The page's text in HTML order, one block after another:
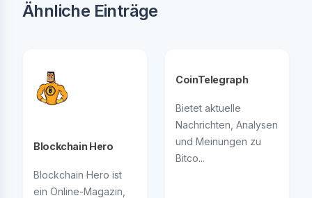
Ähnliche Einträge
Blockchain Hero
Blockchain Hero ist
ein Online-Magazin,
CoinTelegraph
Bietet aktuelle
Nachrichten, Analysen
und Meinungen zu
Bitco...